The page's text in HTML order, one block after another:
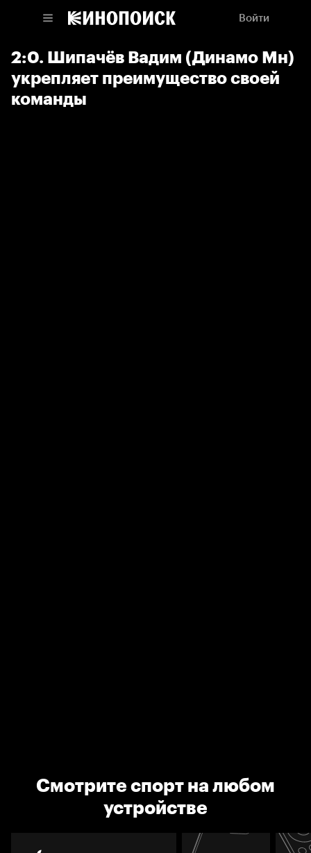
Войти
2:0. Шипачёв Вадим (Динамо Мн)
укрепляет преимущество своей
команды
Смотрите спорт на любом
устройстве